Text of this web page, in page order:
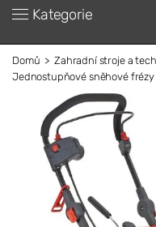
Kategorie
Domů Zahradní stroje a
Jednostupňové sněhové frézy